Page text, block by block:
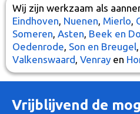
Wij zijn werkzaam als
Eindhoven Nuenen Mierlo
Someren Asten Beek en
Oedenrode Son en Breugel
Valkenswaard Venray en
Vrijblijvend de